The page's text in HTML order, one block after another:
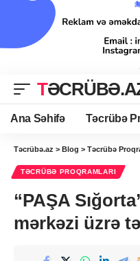
Ana Səhifə Təcrübə
Təcrübə.az > Blog > Təcrübə
TƏCRÜBƏ PROQRAMLARI
“PAŞA
mərkəzi üzrə